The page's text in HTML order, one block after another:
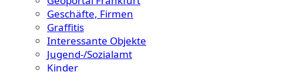
Geschäfte, Firmen
Graffitis
Interessante Objekte
Jugend-/Sozialamt
Kinder